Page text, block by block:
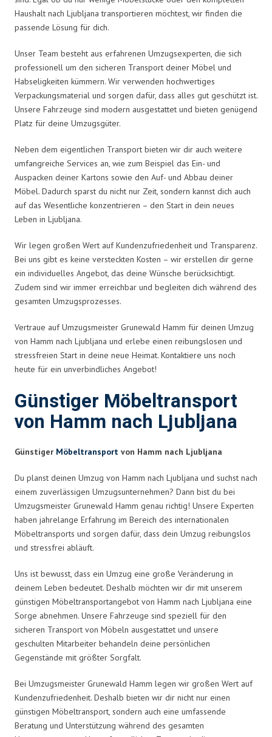
Haushalt nach Ljubljana transportieren möchtest, wir finden die
passende Lösung für dich.
Unser Team besteht aus erfahrenen Umzugsexperten, die sich
professionell um den sicheren Transport deiner Möbel und
Habseligkeiten kümmern. Wir verwenden hochwertiges
Verpackungsmaterial und sorgen dafür, dass alles gut geschützt ist.
Unsere Fahrzeuge sind modern ausgestattet und bieten genügend
Platz für deine Umzugsgüter.
Neben dem eigentlichen Transport bieten wir dir auch weitere
umfangreiche Services an, wie zum Beispiel das Ein- und
Auspacken deiner Kartons sowie den Auf- und Abbau deiner
Möbel. Dadurch sparst du nicht nur Zeit, sondern kannst dich auch
auf das Wesentliche konzentrieren – den Start in dein neues
Leben in Ljubljana.
Wir legen großen Wert auf Kundenzufriedenheit und Transparenz.
Bei uns gibt es keine versteckten Kosten – wir erstellen dir gerne
ein individuelles Angebot, das deine Wünsche berücksichtigt.
Zudem sind wir immer erreichbar und begleiten dich während des
gesamten Umzugsprozesses.
Vertraue auf Umzugsmeister Grunewald Hamm für deinen Umzug
von Hamm nach Ljubljana und erlebe einen reibungslosen und
stressfreien Start in deine neue Heimat. Kontaktiere uns noch
heute für ein unverbindliches Angebot!
Günstiger Möbeltransport
von Hamm nach Ljubljana
Günstiger Möbeltransport von Hamm nach Ljubljana
Du planst deinen Umzug von Hamm nach Ljubljana und suchst nach
einem zuverlässigen Umzugsunternehmen? Dann bist du bei
Umzugsmeister Grunewald Hamm genau richtig! Unsere Experten
haben jahrelange Erfahrung im Bereich des internationalen
Möbeltransports und sorgen dafür, dass dein Umzug reibungslos
und stressfrei abläuft.
Uns ist bewusst, dass ein Umzug eine große Veränderung in
deinem Leben bedeutet. Deshalb möchten wir dir mit unserem
günstigen Möbeltransportangebot von Hamm nach Ljubljana eine
Sorge abnehmen. Unsere Fahrzeuge sind speziell für den
sicheren Transport von Möbeln ausgestattet und unsere
geschulten Mitarbeiter behandeln deine persönlichen
Gegenstände mit größter Sorgfalt.
Bei Umzugsmeister Grunewald Hamm legen wir großen Wert auf
Kundenzufriedenheit. Deshalb bieten wir dir nicht nur einen
günstigen Möbeltransport, sondern auch eine umfassende
Beratung und Unterstützung während des gesamten